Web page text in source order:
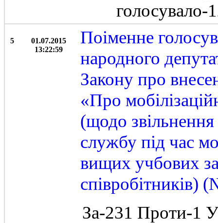
голосувало-
5
01.07.2015
13:22:59
Поіменне
народного
Закону про
«Про
(щодо звільнення
службу під час
вищих учбових
співробітників)
За-231 Проти-1